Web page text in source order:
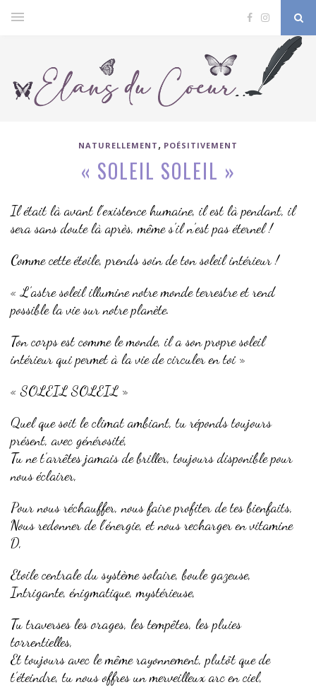
NATURELLEMENT , POÉSITIVEMENT
« SOLEIL SOLEIL »
Il était là avant l’existence humaine, il est là pendant, il
sera sans doute là après, même s’il n’est pas éternel !
Comme cette étoile, prends soin de ton soleil intérieur !
« L’astre soleil illumine notre monde terrestre et rend
possible la vie sur notre planète.
Ton corps est comme le monde, il a son propre soleil
intérieur qui permet à la vie de circuler en toi »
« SOLEIL SOLEIL »
Quel que soit le climat ambiant, tu réponds toujours
présent, avec générosité,
Tu ne t’arrêtes jamais de briller, toujours disponible pour
nous éclairer,
Pour nous réchauffer, nous faire profiter de tes bienfaits,
Nous redonner de l’énergie, et nous recharger en vitamine
D,
Etoile centrale du système solaire, boule gazeuse,
Intrigante, énigmatique, mystérieuse,
Tu traverses les orages, les tempêtes, les pluies
torrentielles,
Et toujours avec le même rayonnement, plutôt que de
t’éteindre, tu nous offres un merveilleux arc en ciel,